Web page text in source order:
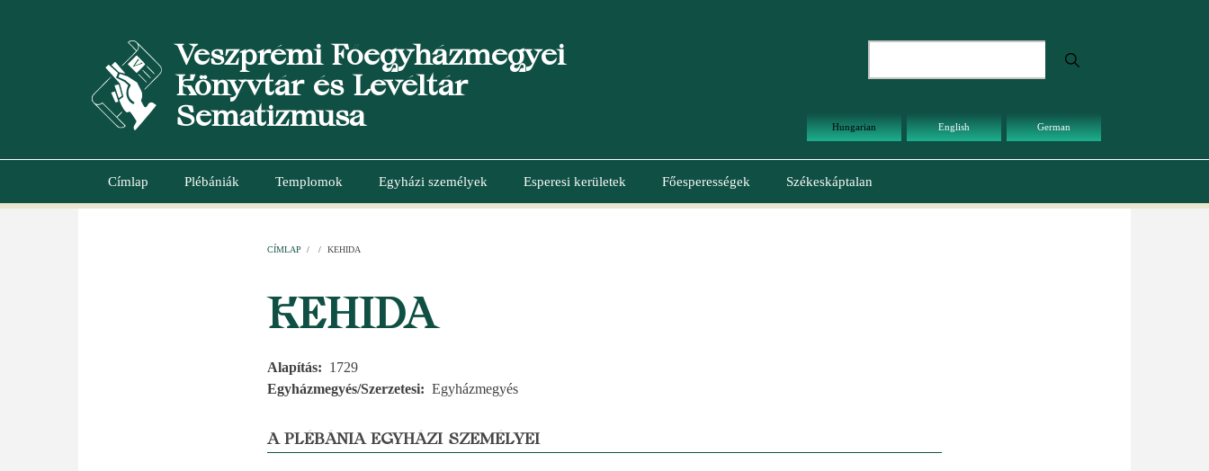
Veszprémi Főegyházmegyei
Könyvtár és Levéltár
Sematizmusa
Hungarian English German
Main
Címlap Plébániák Templomok Egyházi személyek Esperesi kerületek Főesperességek Székeskáptalan
CÍMLAP / / KEHIDA
KEHIDA
Alapítás
1729
Egyházmegyés/Szerzetesi
Egyházmegyés
A PLÉBÁNIA EGYHÁZI SZEMÉLYEI